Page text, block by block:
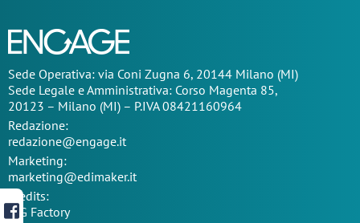
Sede Operativa: via Coni Zugna 6, 20144 Milano (MI)
Sede Legale e Amministrativa: Corso Magenta 85,
20123 – Milano (MI) – P.IVA 08421160964
Redazione:
redazione@engage.it
Marketing:
marketing@edimaker.it
Credits:
TIG Factory